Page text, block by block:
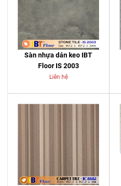
Sàn nhựa dán keo IBT
Floor IS 2003
Liên hệ